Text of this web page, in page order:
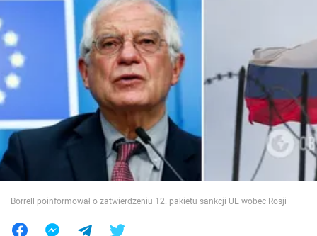
Społeczeństwo
Wojna na Ukrainie
Jedzenie
Borrell poinformował o zatwierdzeniu 12. pakietu sankcji UE wobec Rosji